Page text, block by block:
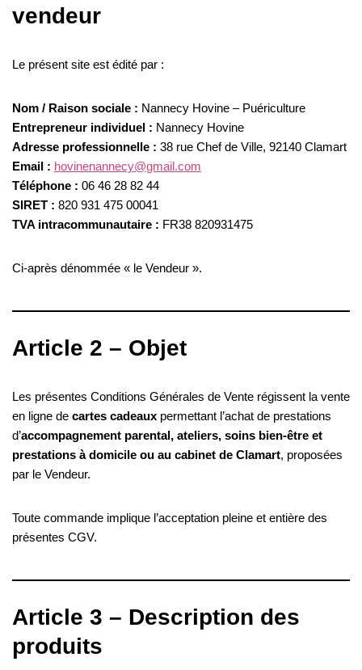
vendeur
Le présent site est édité par :
Nom / Raison sociale : Nannecy Hovine – Puériculture
Entrepreneur individuel : Nannecy Hovine
Adresse professionnelle : 38 rue Chef de Ville, 92140 Clamart
Email : hovinenannecy@gmail.com
Téléphone : 06 46 28 82 44
SIRET : 820 931 475 00041
TVA intracommunautaire : FR38 820931475
Ci-après dénommée « le Vendeur ».
Article 2 – Objet
Les présentes Conditions Générales de Vente régissent la vente
en ligne de cartes cadeaux permettant l’achat de prestations
d’accompagnement parental, ateliers, soins bien-être et
prestations à domicile ou au cabinet de Clamart, proposées
par le Vendeur.
Toute commande implique l’acceptation pleine et entière des
présentes CGV.
Article 3 – Description des
produits